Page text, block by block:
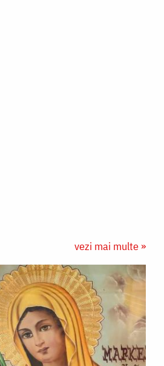
vezi mai multe »